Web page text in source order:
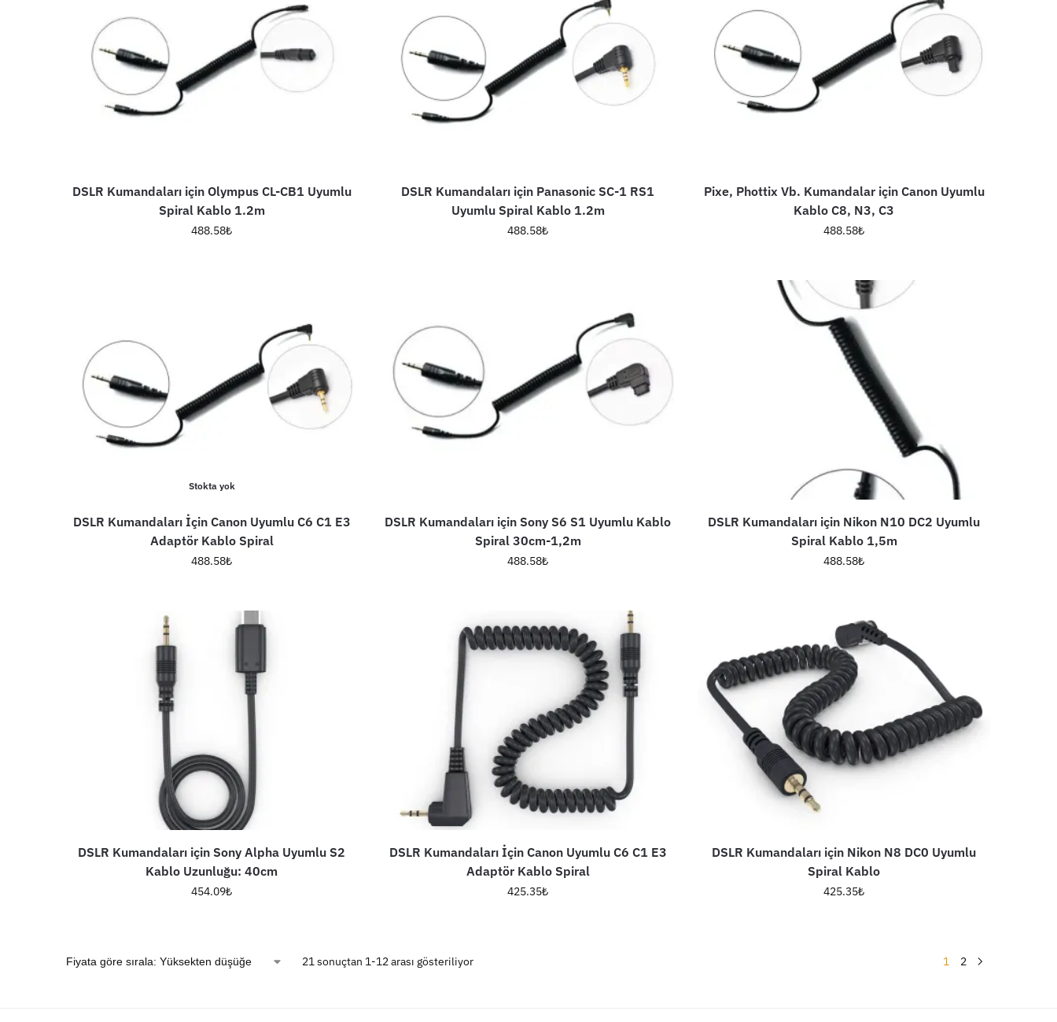
DSLR Kumandaları için Olympus CL-CB1 Uyumlu
Spiral Kablo 1.2m
488.58₺
DSLR Kumandaları için Panasonic SC-1 RS1
Uyumlu Spiral Kablo 1.2m
488.58₺
Pixe, Phottix Vb. Kumandalar için Canon Uyumlu
Kablo C8, N3, C3
488.58₺
Stokta yok
DSLR Kumandaları İçin Canon Uyumlu C6 C1 E3
Adaptör Kablo Spiral
488.58₺
DSLR Kumandaları için Sony S6 S1 Uyumlu Kablo
Spiral 30cm-1,2m
488.58₺
DSLR Kumandaları için Nikon N10 DC2 Uyumlu
Spiral Kablo 1,5m
488.58₺
DSLR Kumandaları için Sony Alpha Uyumlu S2
Kablo Uzunluğu: 40cm
454.09₺
DSLR Kumandaları İçin Canon Uyumlu C6 C1 E3
Adaptör Kablo Spiral
425.35₺
DSLR Kumandaları için Nikon N8 DC0 Uyumlu
Spiral Kablo
425.35₺
21 sonuçtan 1-12 arası gösteriliyor 1 2